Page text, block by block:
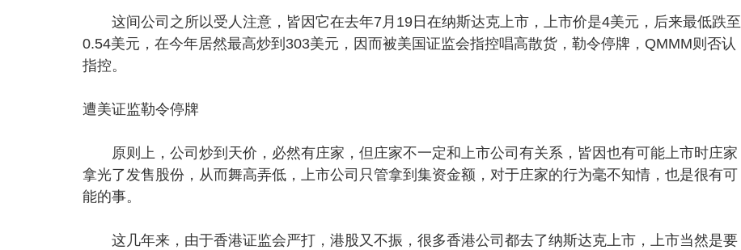
这间公司之所以受人注意，皆因它在去年7月19日在纳斯达克上市，上市价是4美元，后来最低跌至
0.54美元，在今年居然最高炒到303美元，因而被美国证监会指控唱高散货，勒令停牌，QMMM则否认
指控。
遭美证监勒令停牌
原则上，公司炒到天价，必然有庄家，但庄家不一定和上市公司有关系，皆因也有可能上市时庄家
拿光了发售股份，从而舞高弄低，上市公司只管拿到集资金额，对于庄家的行为毫不知情，也是很有可
能的事。
这几年来，由于香港证监会严打，港股又不振，很多香港公司都去了纳斯达克上市，上市当然是要